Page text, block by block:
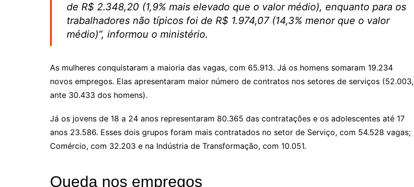
de R$ 2.348,20 (1,9% mais elevado que o valor médio), enquanto para os
trabalhadores não típicos foi de R$ 1.974,07 (14,3% menor que o valor
médio)”, informou o ministério.
As mulheres conquistaram a maioria das vagas, com 65.913. Já os homens somaram 19.234
novos empregos. Elas apresentaram maior número de contratos nos setores de serviços (52.003,
ante 30.433 dos homens).
Já os jovens de 18 a 24 anos representaram 80.365 das contratações e os adolescentes até 17
anos 23.586. Esses dois grupos foram mais contratados no setor de Serviço, com 54.528 vagas;
Comércio, com 32.203 e na Indústria de Transformação, com 10.051.
Queda nos empregos